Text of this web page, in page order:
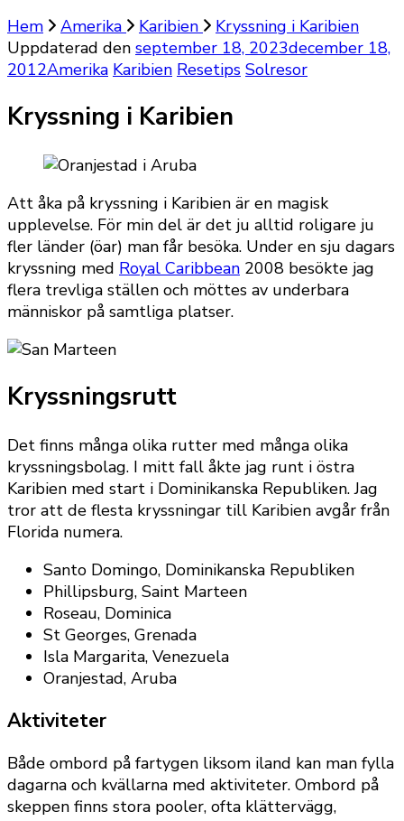
Hem
Amerika Karibien
Kryssning i Karibien
Uppdaterad den september 18, 2023december 18,
2012Amerika Karibien Resetips Solresor
Kryssning i Karibien
Att åka på kryssning i Karibien är en magisk
upplevelse. För min del är det ju alltid roligare ju
fler länder (öar) man får besöka. Under en sju dagars
kryssning med Royal Caribbean 2008 besökte jag
flera trevliga ställen och möttes av underbara
människor på samtliga platser.
Kryssningsrutt
Det finns många olika rutter med många olika
kryssningsbolag. I mitt fall åkte jag runt i östra
Karibien med start i Dominikanska Republiken. Jag
tror att de flesta kryssningar till Karibien avgår från
Florida numera.
Santo Domingo, Dominikanska Republiken
Phillipsburg, Saint Marteen
Roseau, Dominica
St Georges, Grenada
Isla Margarita, Venezuela
Oranjestad, Aruba
Aktiviteter
Både ombord på fartygen liksom iland kan man fylla
dagarna och kvällarna med aktiviteter. Ombord på
skeppen finns stora pooler, ofta klättervägg,